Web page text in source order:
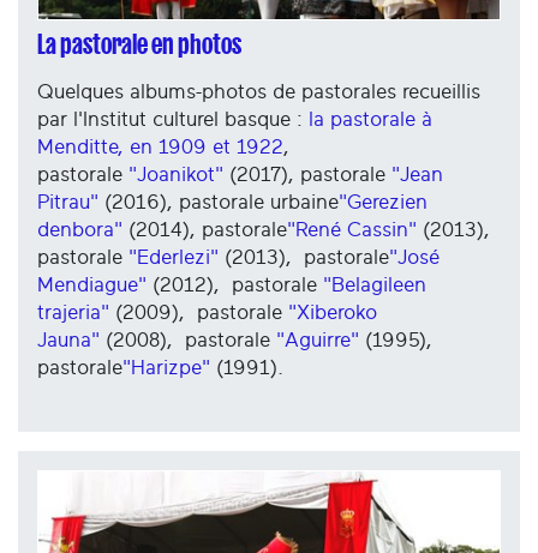
La pastorale en photos
Quelques albums-photos de pastorales recueillis
par l'Institut culturel basque :
la pastorale à
Menditte, en 1909 et 1922,
pastorale "Joanikot" (2017), pastorale "Jean
Pitrau" (2016), pastorale urbaine"Gerezien
denbora" (2014), pastorale"René Cassin" (2013),
pastorale "Ederlezi" (2013), pastorale"José
Mendiague" (2012), pastorale "Belagileen
trajeria" (2009), pastorale "Xiberoko
Jauna" (2008), pastorale "Aguirre" (1995),
pastorale"Harizpe" (1991).